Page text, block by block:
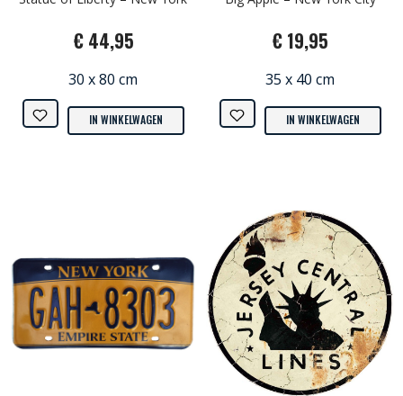
€ 44,95
30 x 80 cm
IN WINKELWAGEN
€ 19,95
35 x 40 cm
IN WINKELWAGEN